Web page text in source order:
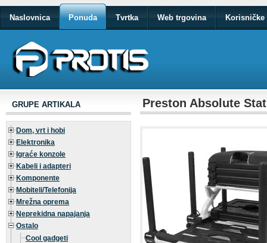
Naslovnica Ponuda Tvrtka Web trgovina Korisničke
GRUPE ARTIKALA
Dom, vrt i hobi
Elektronika
Igraće konzole
Kabeli i adapteri
Komponente
Mobiteli/Telefonija
Mrežna oprema
Neprekidna napajanja
Ostalo
Cool gadgeti
Preston Absolute